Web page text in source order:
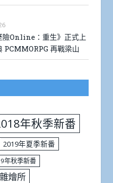
險Online：重生》正式上
PCMMORPG 再戰梁山
年秋季新番
2019年夏季新番
年秋季新番
燴所